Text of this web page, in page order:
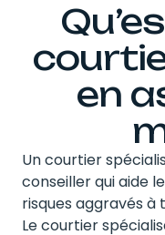
en
Un courtier
conseiller qui aide
risques aggravés à
Le courtier